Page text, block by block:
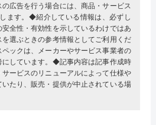
広告を行う場合には、商品・サービス
ます。◆紹介している情報は、必ずし
全性・有効性を示しているわけではあ
選ぶときの参考情報としてご利用くだ
ックは、メーカーやサービス事業者の
にしています。◆記事内容は記事作成時
ービスのリニューアルによって仕様や
たり、販売・提供が中止されている場